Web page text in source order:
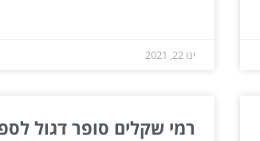
ינו 22, 2021
רמי שקלים סופר דגול